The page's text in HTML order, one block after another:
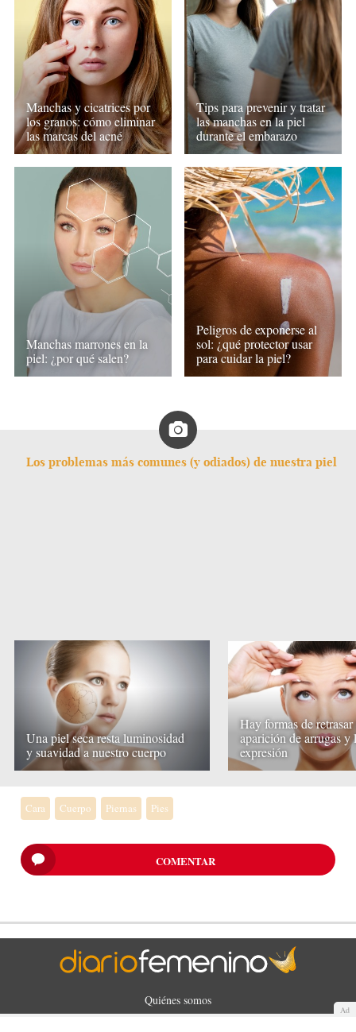
Manchas y cicatrices por
los granos: cómo eliminar
las marcas del acné
Tips para prevenir y tratar
las manchas en la piel
durante el embarazo
Manchas marrones en la
piel: ¿por qué salen?
Peligros de exponerse al
sol: ¿qué protector usar
para cuidar la piel?
Los problemas más comunes (y odiados) de nuestra piel
Una piel seca resta luminosidad
y suavidad a nuestro cuerpo
Hay formas de retrasar
aparición de arrugas y
expresión
Cara Cuerpo Piernas Pies
COMENTAR
Ad
Quiénes somos